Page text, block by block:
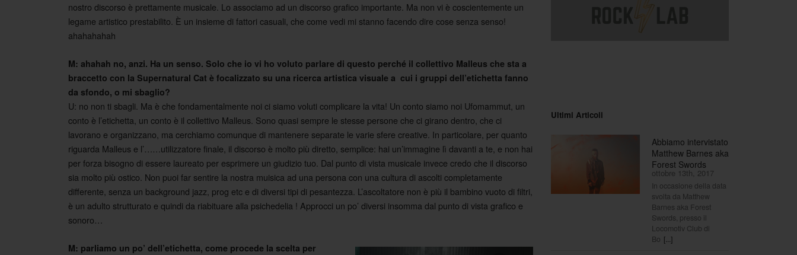
nostro discorso è prettamente musicale. Lo associamo ad un discorso grafico importante. Ma non vi è coscientemente un
legame artistico prestabilito. È un insieme di fattori casuali, che come vedi mi stanno facendo dire cose senza senso!
ahahahahah
M: ahahah no, anzi. Ha un senso. Solo che io vi ho voluto parlare di questo perché il collettivo Malleus che sta a
braccetto con la Supernatural Cat è focalizzato su una ricerca artistica visuale a cui i gruppi dell’etichetta fanno
da sfondo, o mi sbaglio?
U: no non ti sbagli. Ma è che fondamentalmente noi ci siamo voluti complicare la vita! Un conto siamo noi Ufomammut, un
conto è l’etichetta, un conto è il collettivo Malleus. Sono quasi sempre le stesse persone che ci girano dentro, che ci
lavorano e organizzano, ma cerchiamo comunque di mantenere separate le varie sfere creative. In particolare, per quanto
riguarda Malleus e l’……utilizzatore finale, il discorso è molto più diretto, semplice: hai un’immagine lì davanti a te, e non hai
per forza bisogno di essere laureato per esprimere un giudizio tuo. Dal punto di vista musicale invece credo che il discorso
sia molto più ostico. Non puoi far sentire la nostra muisica ad una persona con una cultura di ascolti completamente
differente, senza un background jazz, prog etc e di diversi tipi di pesantezza. L’ascoltatore non è più il bambino vuoto di filtri,
è un adulto strutturato e quindi da riabituare alla psichedelia ! Approcci un po’ diversi insomma dal punto di vista grafico e
sonoro…
M: parliamo un po’ dell’etichetta, come procede la scelta per
Ultimi Articoli
Abbiamo intervistato
Matthew Barnes aka
Forest Swords
ottobre 13th, 2017
In occasione della data
svolta da Matthew
Barnes aka Forest
Swords, presso il
Locomotiv Club di
Bo [...]